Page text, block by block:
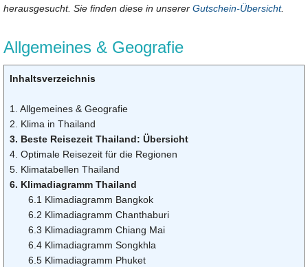
herausgesucht. Sie finden diese in unserer Gutschein-Übersicht.
Allgemeines & Geografie
Inhaltsverzeichnis
1. Allgemeines & Geografie
2. Klima in Thailand
3. Beste Reisezeit Thailand: Übersicht
4. Optimale Reisezeit für die Regionen
5. Klimatabellen Thailand
6. Klimadiagramm Thailand
6.1 Klimadiagramm Bangkok
6.2 Klimadiagramm Chanthaburi
6.3 Klimadiagramm Chiang Mai
6.4 Klimadiagramm Songkhla
6.5 Klimadiagramm Phuket